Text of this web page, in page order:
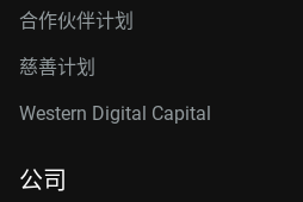
合作伙伴计划
慈善计划
Western Digital Capital
公司